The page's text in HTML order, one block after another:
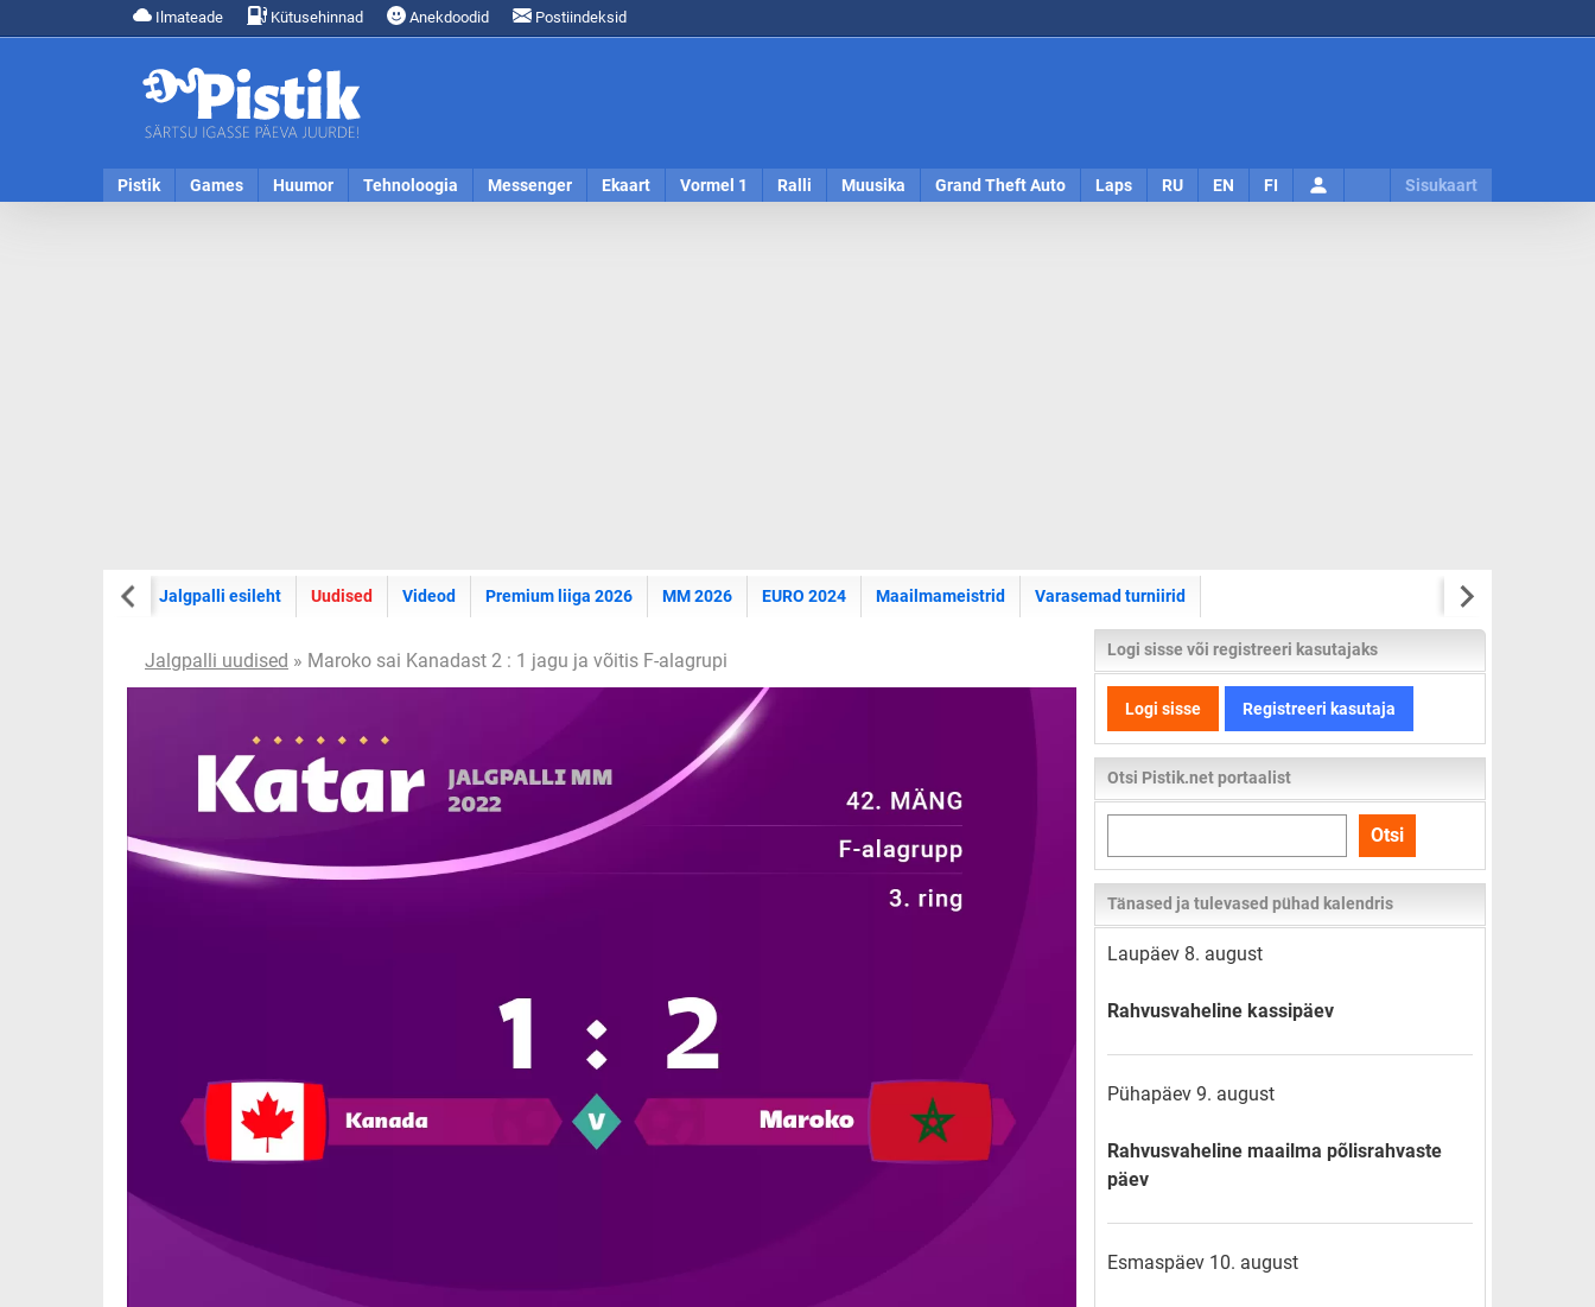
Ilmateade Kütusehinnad Anekdoodid Postiindeksid
Pistik Games Huumor Tehnoloogia Messenger Ekaart Vormel 1 Ralli Muusika Grand Theft Auto Laps RU EN FI Sisukaart
Jalgpalli esileht Uudised Videod Premium liiga 2026 MM 2026 EURO 2024 Maailmameistrid Varasemad turniirid
Jalgpalli uudised » Maroko sai Kanadast 2 : 1 jagu ja võitis F-alagrupi Logi sisse või registreeri kasutajaks
Logi sisse Registreeri kasutaja
Otsi Pistik.net portaalist
kogu
lehelt
Otsi
Tänased ja tulevased pühad kalendris
Laupäev 8. august
Rahvusvaheline kassipäev
Pühapäev 9. august
Rahvusvaheline maailma põlisrahvaste
päev
Esmaspäev 10. august